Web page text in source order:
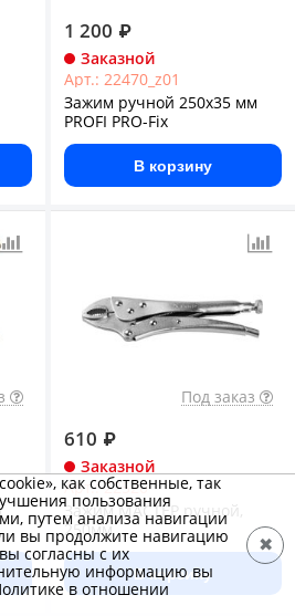
1 200 ₽
Заказной
Арт.: 22470_z01
Зажим ручной 250x35 мм
PROFI PRO-Fix
В корзину
Под заказ
610 ₽
Заказной
Арт.: 22520
Зажим МАСТЕР ручной,
250мм
В корзину
как собственные, так
пользования
путем анализа навигации
вы продолжите навигацию
согласны с их
информацию вы
в отношении
✖